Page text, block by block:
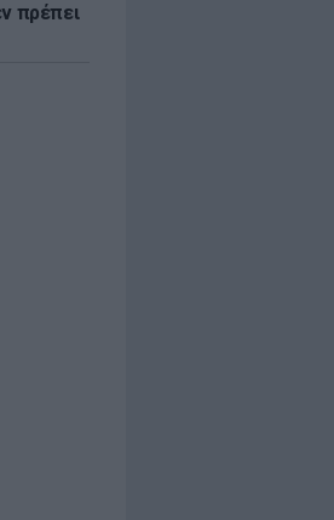
πρέπει